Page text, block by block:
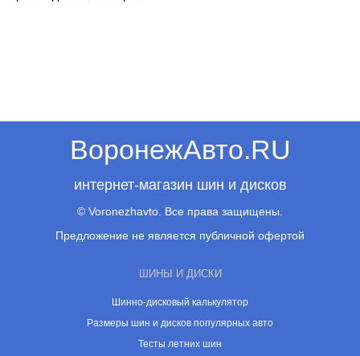
ВоронежАвто.RU
интернет-магазин шин и дисков
© Voronezhavto. Все права защищены.
Предложение не является публичной офертой
ШИНЫ И ДИСКИ
Шинно-дисковый калькулятор
Размеры шин и дисков популярных авто
Тесты летних шин